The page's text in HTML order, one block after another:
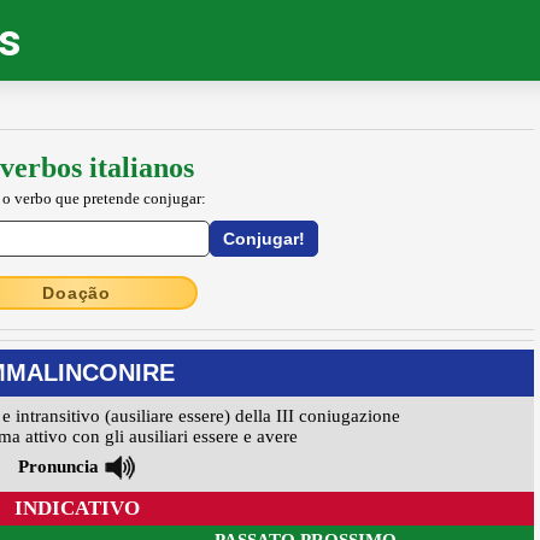
italianos
o verbo que pretende conjugar:
Doação
intransitivo (ausiliare essere) della III coniugazione
attivo con gli ausiliari essere e avere
Pronuncia
INDICATIVO